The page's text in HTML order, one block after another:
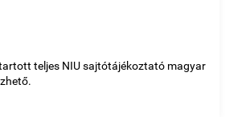
teljes NIU sajtótájékoztató magyar